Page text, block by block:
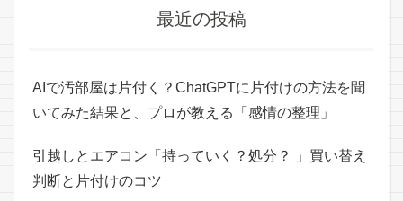
最近の投稿
AIで汚部屋は片付く？ChatGPTに片付けの方法を聞
いてみた結果と、プロが教える「感情の整理」
引越しとエアコン「持っていく？処分？ 」買い替え
判断と片付けのコツ